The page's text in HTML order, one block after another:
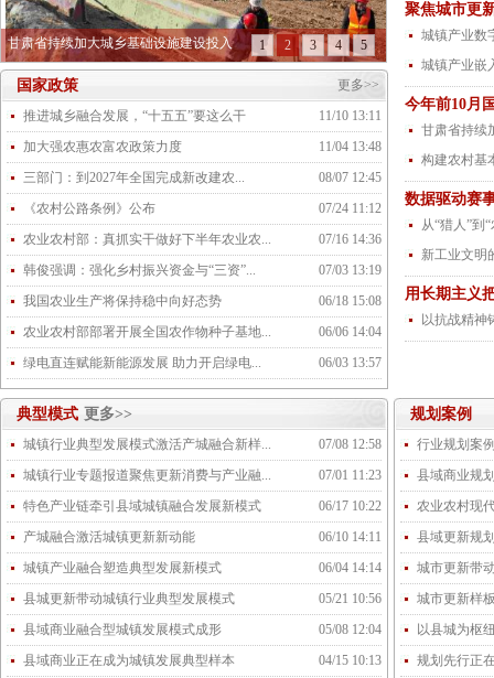
甘肃省持续加大城乡基础设施建设投入 1 2 3 4 5
国家政策
更多>>
推进城乡融合发展，“十五五”要这么干
11/10 13:11
加大强农惠农富农政策力度
11/04 13:48
三部门：到2027年全国完成新改建农...
08/07 12:45
《农村公路条例》公布
07/24 11:12
农业农村部：真抓实干做好下半年农业农...
07/16 14:36
韩俊强调：强化乡村振兴资金与“三资”...
07/03 13:19
我国农业生产将保持稳中向好态势
06/18 15:08
农业农村部部署开展全国农作物种子基地...
06/06 14:04
绿电直连赋能新能源发展 助力开启绿电...
06/03 13:57
聚焦城市更
城镇产业数
城镇产业嵌
今年前10月
甘肃省持续
构建农村基
数据驱动赛
从“猎人”到
新工业文明
用长期主义
以抗战精神
典型模式 更多>>
城镇行业典型发展模式激活产城融合新样...
07/08 12:58
城镇行业专题报道聚焦更新消费与产业融...
07/01 11:23
特色产业链牵引县域城镇融合发展新模式
06/17 10:22
产城融合激活城镇更新新动能
06/10 14:11
城镇产业融合塑造典型发展新模式
06/04 14:14
县城更新带动城镇行业典型发展模式
05/21 10:56
县域商业融合型城镇发展模式成形
05/08 12:04
县域商业正在成为城镇发展典型样本
04/15 10:13
规划案例
行业规划案
县域商业规
农业农村现
县域更新规
城市更新带
城市更新样
以县城为枢
规划先行正